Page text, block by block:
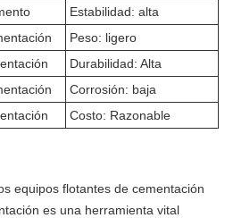
Estabilidad: alta
Peso: ligero
Durabilidad: Alta
Corrosión: baja
Costo: Razonable
equipos flotantes de cementación
es una herramienta vital